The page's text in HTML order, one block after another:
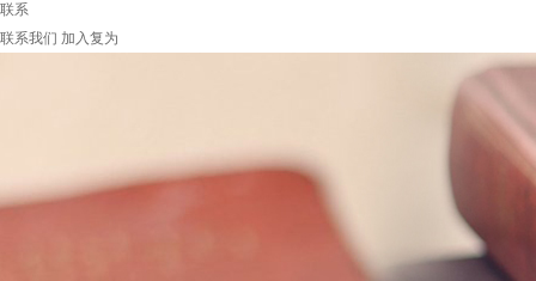
联系
联系我们 加入复为